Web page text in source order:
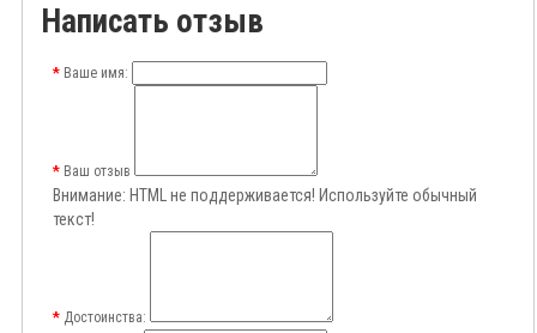
Написать отзыв
Ваше имя:
Ваш отзыв
Внимание: HTML не поддерживается! Используйте обычный
текст!
Достоинства: